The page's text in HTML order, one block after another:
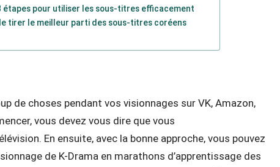
étapes pour utiliser les sous-titres efficacement
tirer le meilleur parti des sous-titres coréens
de choses pendant vos visionnages sur VK, Amazon,
vous devez vous dire que vous
En ensuite, avec la bonne approche, vous pouvez
de K-Drama en marathons d’apprentissage des